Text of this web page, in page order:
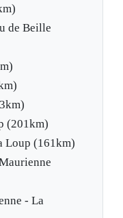
de Beille
(201km)
Loup (161km)
- La